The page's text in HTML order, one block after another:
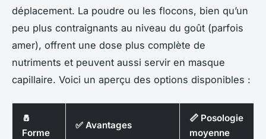
déplacement. La poudre ou les flocons, bien qu’un
peu plus contraignants au niveau du goût (parfois
amer), offrent une dose plus complète de
nutriments et peuvent aussi servir en masque
capillaire. Voici un aperçu des options disponibles :
🧂
Forme
✅ Avantages
📏 Posologie
moyenne